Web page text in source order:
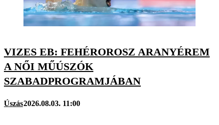
VIZES EB: FEHÉROROSZ ARANYÉREM
A NŐI MŰÚSZÓK
SZABADPROGRAMJÁBAN
Úszás2026.08.03. 11:00